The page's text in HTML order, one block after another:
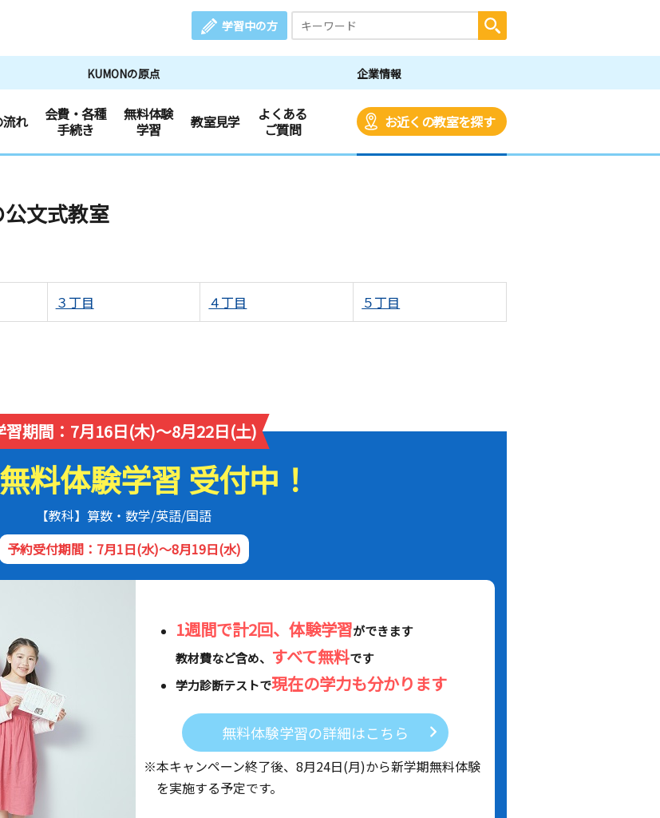
学習中の方
KUMONの原点 企業情報
れ
会費・各種
手続き
無料体験
学習
教室見学
よくある
ご質問
お近くの教室を探す
文式教室
３丁目 ４丁目 ５丁目
習期間：7月16日(木)～8月22日(土)
料体験学習 受付中！
【教科】算数・数学/英語/国語
予約受付期間：7月1日(水)～8月19日(水)
1週間で計2回、体験学習ができます
教材費など含め、 すべて無料です
学力診断テストで現在の学力も分かります
無料体験学習の詳細はこちら
※本キャンペーン終了後、 8月24日(月)から新学期無料体験
を実施する予定です。